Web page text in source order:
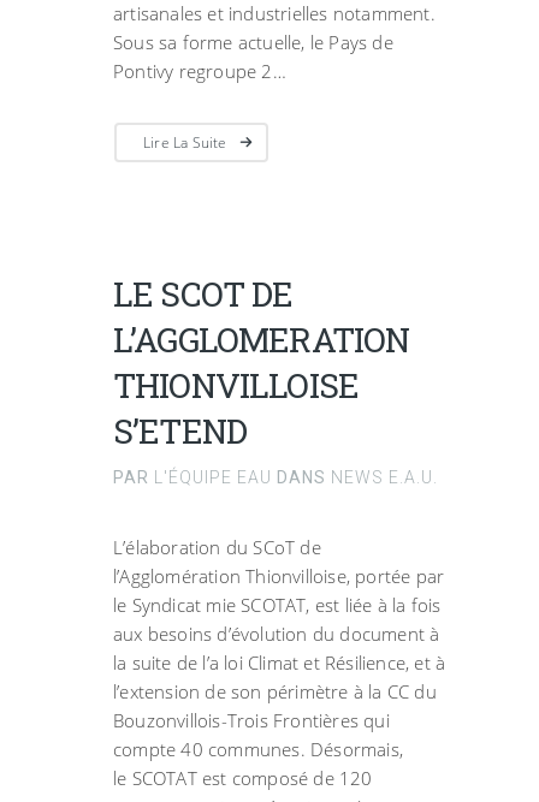
artisanales et industrielles notamment.
Sous sa forme actuelle, le Pays de
Pontivy regroupe 2…
Lire La Suite
LE SCOT DE
L’AGGLOMERATION
THIONVILLOISE
S’ETEND
PAR L'ÉQUIPE EAU DANS NEWS E.A.U.
L’élaboration du SCoT de
l’Agglomération Thionvilloise, portée par
le Syndicat mie SCOTAT, est liée à la fois
aux besoins d’évolution du document à
la suite de l’a loi Climat et Résilience, et à
l’extension de son périmètre à la CC du
Bouzonvillois-Trois Frontières qui
compte 40 communes. Désormais,
le SCOTAT est composé de 120